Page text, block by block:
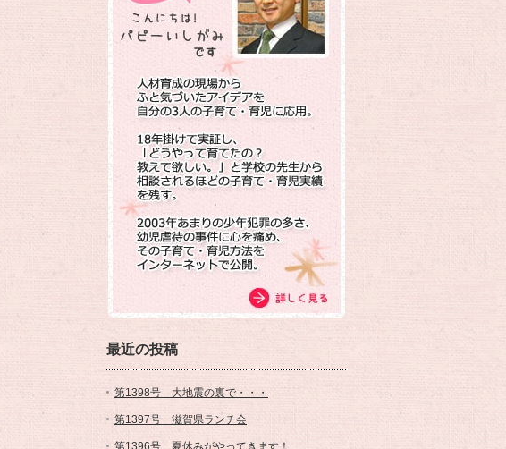
最近の投稿
第1398号 大地震の裏で・・・
第1397号 滋賀県ランチ会